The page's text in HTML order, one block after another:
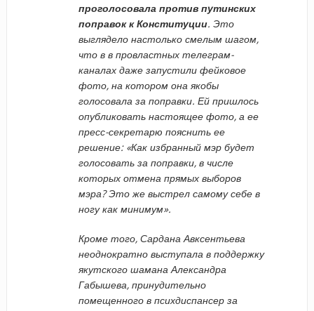
проголосовала против путинских
поправок к Конституции. Это
выглядело настолько смелым шагом,
что в в провластных телеграм-
каналах даже запустили фейковое
фото, на котором она якобы
голосовала за поправки. Ей пришлось
опубликовать настоящее фото, а ее
пресс-секретарю пояснить ее
решение: «Как избранный мэр будет
голосовать за поправки, в числе
которых отмена прямых выборов
мэра? Это же выстрел самому себе в
ногу как минимум».
Кроме того, Сардана Авксентьева
неоднократно выступала в поддержку
якутского шамана Александра
Габышева, принудительно
помещенного в психдиспансер за